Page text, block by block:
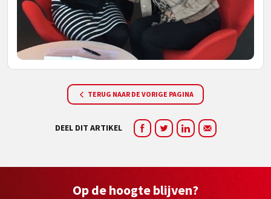
TERUG NAAR DE VORIGE PAGINA
DEEL DIT ARTIKEL
Op de hoogte blijven?